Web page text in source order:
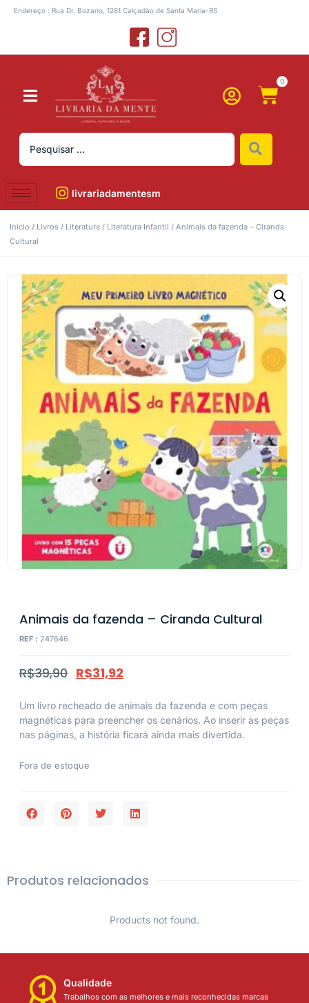
Endereço : Rua Dr. Bozano, 1281 Calçadão de Santa Maria-RS
0
livrariadamentesm
Início / Livros / Literatura / Literatura Infantil / Animais da fazenda – Ciranda
Cultural
Animais da fazenda – Ciranda Cultural
REF : 247646
R$39,90 R$31,92
Um livro recheado de animais da fazenda e com peças
magnéticas para preencher os cenários. Ao inserir as peças
nas páginas, a história ficará ainda mais divertida.
Fora de estoque
Produtos relacionados
Products not found.
Qualidade
Trabalhos com as melhores e mais reconhecidas marcas